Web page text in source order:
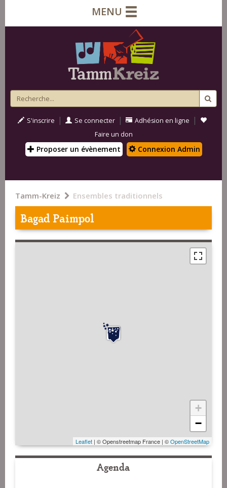
MENU
S'inscrire | Se connecter | Adhésion en ligne |
Faire un don
Proposer un évènement Connexion Admin
Tamm-Kreiz Ensembles traditionnels
Bagad Paimpol
+
−
Leaflet | © Openstreetmap France | ©OpenStreetMap
Agenda